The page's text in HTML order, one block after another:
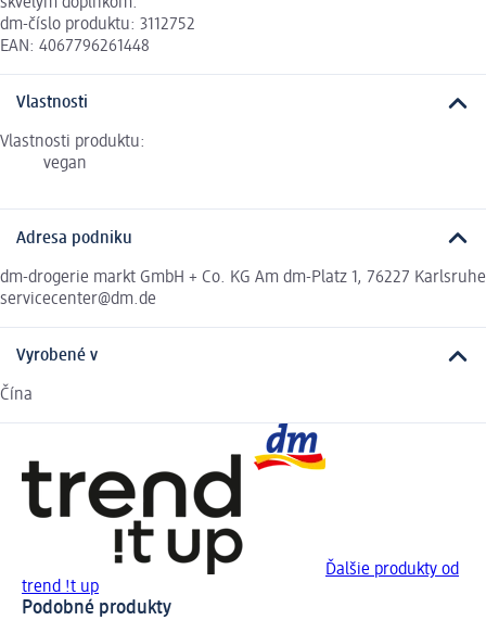
dm-číslo produktu: 3112752
EAN: 4067796261448
Vlastnosti
Vlastnosti produktu:
vegan
Adresa podniku
dm-drogerie markt GmbH + Co. KG Am dm-Platz 1, 76227 Karlsruhe
servicecenter@dm.de
Vyrobené v
Čína
Ďalšie produkty od
trend !t up
Podobné produkty